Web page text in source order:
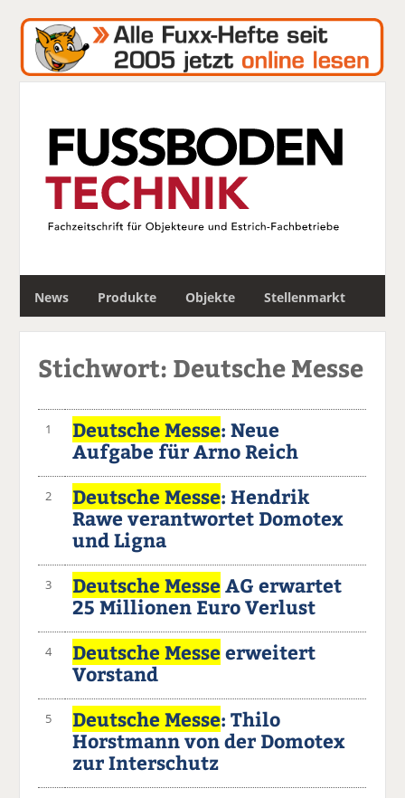
News Produkte Objekte Stellenmarkt
c
Stichwort: Deutsche Messe
1 Deutsche Messe: Neue
Aufgabe für Arno Reich
2 Deutsche Messe: Hendrik
Rawe verantwortet Domotex
und Ligna
3 Deutsche MesseAG erwartet
25 Millionen Euro Verlust
4 Deutsche Messeerweitert
Vorstand
5 Deutsche Messe: Thilo
Horstmann von der Domotex
zur Interschutz